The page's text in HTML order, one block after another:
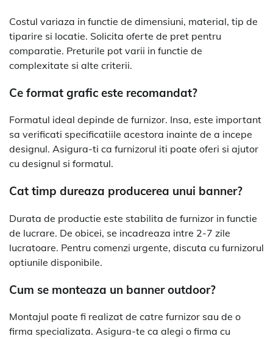
Costul variaza in functie de dimensiuni, material, tip de
tiparire si locatie. Solicita oferte de pret pentru
comparatie. Preturile pot varii in functie de
complexitate si alte criterii.
Ce format grafic este recomandat?
Formatul ideal depinde de furnizor. Insa, este important
sa verificati specificatiile acestora inainte de a incepe
designul. Asigura-ti ca furnizorul iti poate oferi si ajutor
cu designul si formatul.
Cat timp dureaza producerea unui banner?
Durata de productie este stabilita de furnizor in functie
de lucrare. De obicei, se incadreaza intre 2-7 zile
lucratoare. Pentru comenzi urgente, discuta cu furnizorul
optiunile disponibile.
Cum se monteaza un banner outdoor?
Montajul poate fi realizat de catre furnizor sau de o
firma specializata. Asigura-te ca alegi o firma cu